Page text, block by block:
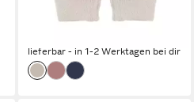
(19,99 €/ 1 Paar)
lieferbar - in 1-2 Werktagen bei dir